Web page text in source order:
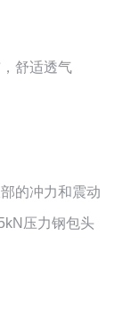
舒适透气
的冲力和震动
压力钢包头